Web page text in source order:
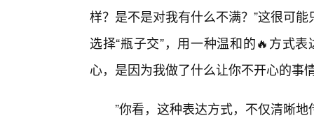
样？是不是对我有什么不满？”这很可
选择“瓶子交”，用一种温和的🔥方式
心，是因为我做了什么让你不开心的事
”你看，这种表达方式，不仅清晰